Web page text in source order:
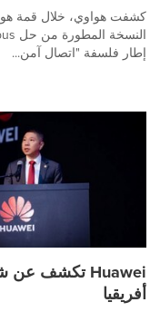
إطار فلسفة "اتصال آمن...
أفريقيا